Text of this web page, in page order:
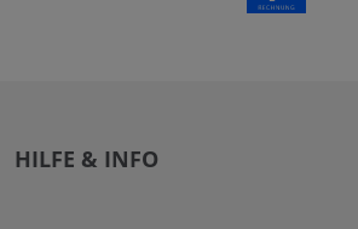
HILFE & INFO